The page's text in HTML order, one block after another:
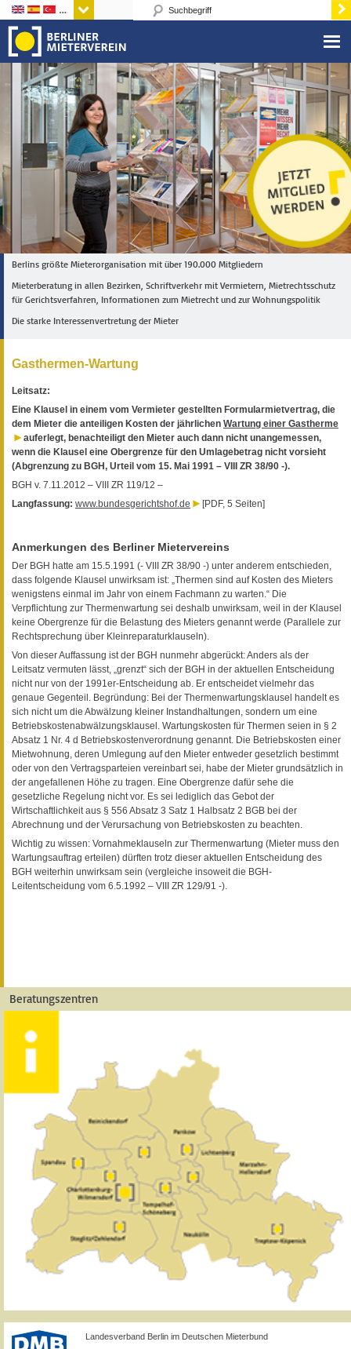
Sprachen
Berlins größte Mieterorganisation mit über 190.000 Mitgliedern
Mieterberatung in allen Bezirken, Schriftverkehr mit Vermietern, Mietrechtsschutz
für Gerichtsverfahren, Informationen zum Mietrecht und zur Wohnungspolitik
Die starke Interessenvertretung der Mieter
Gasthermen-Wartung
Leitsatz:
Eine Klausel in einem vom Vermieter gestellten Formularmietvertrag, die
dem Mieter die anteiligen Kosten der jährlichen Wartung einer Gastherme
auferlegt, benachteiligt den Mieter auch dann nicht unangemessen,
wenn die Klausel eine Obergrenze für den Umlagebetrag nicht vorsieht
(Abgrenzung zu BGH, Urteil vom 15. Mai 1991 – VIII ZR 38/90 -).
BGH v. 7.11.2012 – VIII ZR 119/12 –
Langfassung: www.bundesgerichtshof.de [PDF, 5 Seiten]
Anmerkungen des Berliner Mietervereins
Der BGH hatte am 15.5.1991 (- VIII ZR 38/90 -) unter anderem entschieden,
dass folgende Klausel unwirksam ist: „Thermen sind auf Kosten des Mieters
wenigstens einmal im Jahr von einem Fachmann zu warten.“ Die
Verpflichtung zur Thermenwartung sei deshalb unwirksam, weil in der Klausel
keine Obergrenze für die Belastung des Mieters genannt werde (Parallele zur
Rechtsprechung über Kleinreparaturklauseln).
Von dieser Auffassung ist der BGH nunmehr abgerückt: Anders als der
Leitsatz vermuten lässt, „grenzt“ sich der BGH in der aktuellen Entscheidung
nicht nur von der 1991er-Entscheidung ab. Er entscheidet vielmehr das
genaue Gegenteil. Begründung: Bei der Thermenwartungsklausel handelt es
sich nicht um die Abwälzung kleiner Instandhaltungen, sondern um eine
Betriebskostenabwälzungsklausel. Wartungskosten für Thermen seien in § 2
Absatz 1 Nr. 4 d Betriebskostenverordnung genannt. Die Betriebskosten einer
Mietwohnung, deren Umlegung auf den Mieter entweder gesetzlich bestimmt
oder von den Vertragsparteien vereinbart sei, habe der Mieter grundsätzlich in
der angefallenen Höhe zu tragen. Eine Obergrenze dafür sehe die
gesetzliche Regelung nicht vor. Es sei lediglich das Gebot der
Wirtschaftlichkeit aus § 556 Absatz 3 Satz 1 Halbsatz 2 BGB bei der
Abrechnung und der Verursachung von Betriebskosten zu beachten.
Wichtig zu wissen: Vornahmeklauseln zur Thermenwartung (Mieter muss den
Wartungsauftrag erteilen) dürften trotz dieser aktuellen Entscheidung des
BGH weiterhin unwirksam sein (vergleiche insoweit die BGH-
Leitentscheidung vom 6.5.1992 – VIII ZR 129/91 -).
Beratungszentren
Landesverband Berlin im Deutschen Mieterbund